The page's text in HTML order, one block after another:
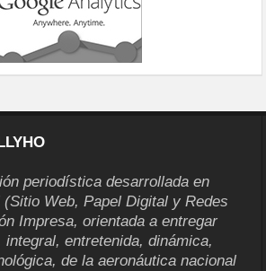
periodística desarrollada en
Web, Papel Digital y Redes
Impresa, orientada a entregar
integral, entretenida, dinámica,
de la aeronáutica nacional